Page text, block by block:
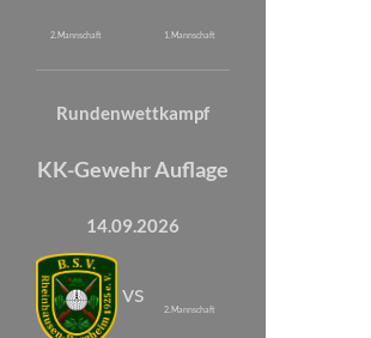
2. Mannschaft 1. Mannschaft
Rundenwettkampf
KK-Gewehr Auflage
14.09.2026
vs
2. Mannschaft